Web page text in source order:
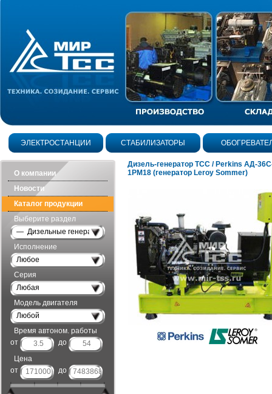
ЭЛЕКТРОСТАНЦИИ СТАБИЛИЗАТОРЫ
О компании
Новости
Каталог продукции
Выберите раздел
— Дизельные генераторы открытого исполнения
Исполнение
Любое
Серия
Любая
Модель двигателя
Любой
Время автоном. работы
от
до
Цена
от
до
Дизель-генератор ТСС / Perkins АД-
1РМ18 (генератор Leroy Sommer)